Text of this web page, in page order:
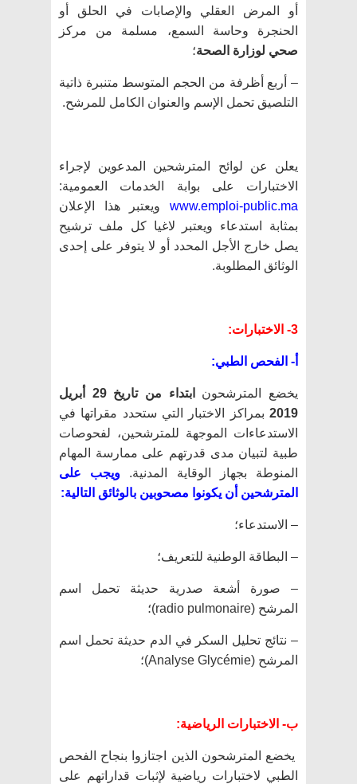
أو المرض العقلي والإصابات في الحلق أو
الحنجرة وحاسة السمع، مسلمة من مركز
صحي لوزارة الصحة؛
– أربع أظرفة من الحجم المتوسط متنبرة ذاتية
التلصيق تحمل الإسم والعنوان الكامل للمرشح.
يعلن عن لوائح المترشحين المدعوين لإجراء
الاختبارات على بوابة الخدمات العمومية:
www.emploi-public.ma
ويعتبر هذا الإعلان
بمثابة استدعاء ويعتبر لاغيا كل ملف ترشيح
يصل خارج الأجل المحدد أو لا يتوفر على إحدى
الوثائق المطلوبة.
3- الاختبارات:
أ- الفحص الطبي:
يخضع المترشحون
ابتداء من تاريخ 29 أبريل
2019 بمراكز الاختبار التي ستحدد مقراتها في
الاستدعاءات الموجهة للمترشحين، لفحوصات
طبية لتبيان مدى قدرتهم على ممارسة المهام
المنوطة بجهاز الوقاية المدنية. ويجب على
المترشحين أن يكونوا مصحوبين بالوثائق التالية:
– الاستدعاء؛
– البطاقة الوطنية للتعريف؛
– صورة أشعة صدرية حديثة تحمل اسم
المرشح (radio pulmonaire)؛
– نتائج تحليل السكر في الدم حديثة تحمل اسم
المرشح (Analyse Glycémie)؛
ب- الاختبارات الرياضية:
يخضع المترشحون الذين اجتازوا بنجاح الفحص
الطبي لاختبارات رياضية لإثبات قداراتهم على